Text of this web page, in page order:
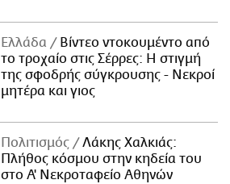
Ελλάδα
Βίντεο ντοκουμέντο από
το τροχαίο στις Σέρρες: Η στιγμή
της σφοδρής σύγκρουσης - Νεκροί
μητέρα και γιος
Πολιτισμός
Λάκης Χαλκιάς:
Πλήθος κόσμου στην κηδεία του
στο Α' Νεκροταφείο Αθηνών